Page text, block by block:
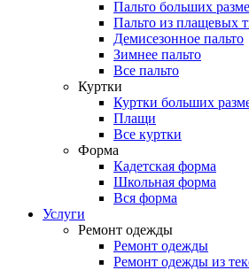
Пальто больших
Пальто из плащевых
Демисезонное пальто
Зимнее пальто
Все пальто
Куртки
Куртки больших
Плащи
Все куртки
Форма
Кадетская форма
Школьная форма
Вся форма
Услуги
Ремонт одежды
Ремонт одежды
Ремонт одежды из